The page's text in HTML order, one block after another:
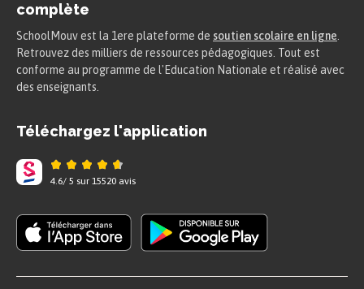
complète
SchoolMouv est la 1ere plateforme de soutien scolaire en ligne
Retrouvez des milliers de ressources pédagogiques. Tout est
conforme au programme de l'Education Nationale et réalisé avec
des enseignants.
Téléchargez l'application
4.6/ 5 sur 15520 avis